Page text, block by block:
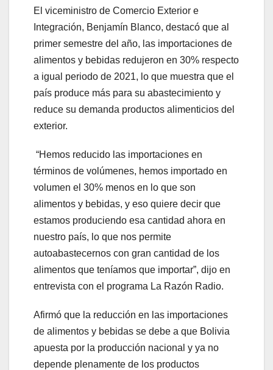
El viceministro de Comercio Exterior e
Integración, Benjamín Blanco, destacó que al
primer semestre del año, las importaciones de
alimentos y bebidas redujeron en 30% respecto
a igual periodo de 2021, lo que muestra que el
país produce más para su abastecimiento y
reduce su demanda productos alimenticios del
exterior.
“Hemos reducido las importaciones en
términos de volúmenes, hemos importado en
volumen el 30% menos en lo que son
alimentos y bebidas, y eso quiere decir que
estamos produciendo esa cantidad ahora en
nuestro país, lo que nos permite
autoabastecernos con gran cantidad de los
alimentos que teníamos que importar”, dijo en
entrevista con el programa La Razón Radio.
Afirmó que la reducción en las importaciones
de alimentos y bebidas se debe a que Bolivia
apuesta por la producción nacional y ya no
depende plenamente de los productos